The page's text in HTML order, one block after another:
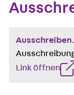
Link öffnen